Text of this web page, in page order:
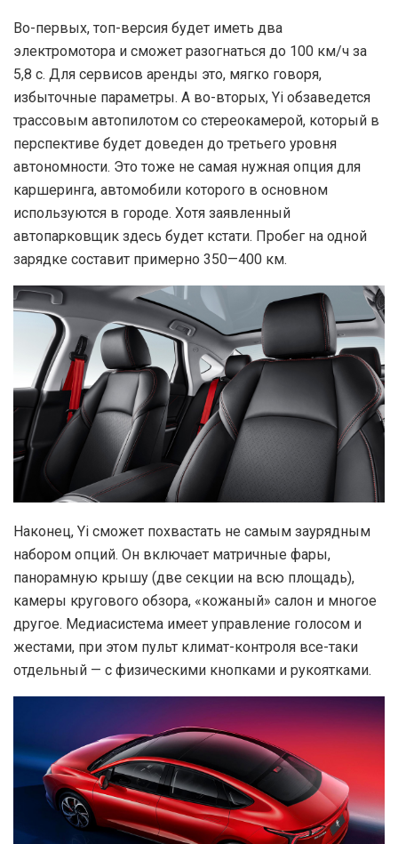
Во-первых, топ-версия будет иметь два
электромотора и сможет разогнаться до 100 км/ч за
5,8 с. Для сервисов аренды это, мягко говоря,
избыточные параметры. А во-вторых, Yi обзаведется
трассовым автопилотом со стереокамерой, который в
перспективе будет доведен до третьего уровня
автономности. Это тоже не самая нужная опция для
каршеринга, автомобили которого в основном
используются в городе. Хотя заявленный
автопарковщик здесь будет кстати. Пробег на одной
зарядке составит примерно 350—400 км.
Наконец, Yi сможет похвастать не самым заурядным
набором опций. Он включает матричные фары,
панорамную крышу (две секции на всю площадь),
камеры кругового обзора, «кожаный» салон и многое
другое. Медиасистема имеет управление голосом и
жестами, при этом пульт климат-контроля все-таки
отдельный — с физическими кнопками и рукоятками.